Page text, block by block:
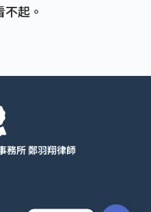
起。
務所 鄭羽翔律師